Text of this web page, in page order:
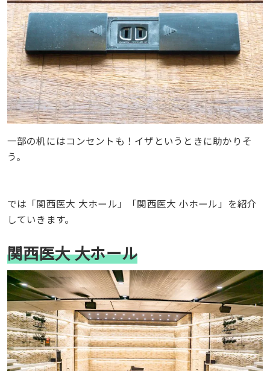
一部の机にはコンセントも！イザというときに助かりそ
う。
では「関西医大 大ホール」「関西医大 小ホール」を紹介
していきます。
関西医大 大ホール